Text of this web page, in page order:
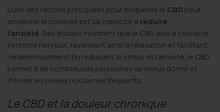
L’une des raisons principales pour lesquelles le CBD peut
améliorer le sommeil est sa capacité à réduire
l’anxiété. Des études montrent que le CBD aide à calmer le
système nerveux, favorisant ainsi la relaxation et facilitant
l’endormissement. En réduisant le stress et l’anxiété, le CBD
permet à de nombreuses personnes de mieux dormir et
d’éviter les réveils nocturnes fréquents.
Le CBD et la douleur chronique